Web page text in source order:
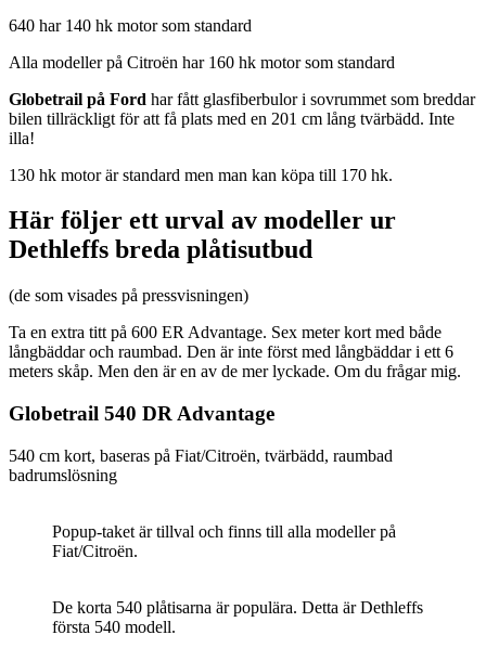
640 har 140 hk motor som standard
Alla modeller på Citroën har 160 hk motor som standard
Globetrail på Ford har fått glasfiberbulor i sovrummet som breddar
bilen tillräckligt för att få plats med en 201 cm lång tvärbädd. Inte
illa!
130 hk motor är standard men man kan köpa till 170 hk.
Här följer ett urval av modeller ur
Dethleffs breda plåtisutbud
(de som visades på pressvisningen)
Ta en extra titt på 600 ER Advantage. Sex meter kort med både
långbäddar och raumbad. Den är inte först med långbäddar i ett 6
meters skåp. Men den är en av de mer lyckade. Om du frågar mig.
Globetrail 540 DR Advantage
540 cm kort, baseras på Fiat/Citroën, tvärbädd, raumbad
badrumslösning
Popup-taket är tillval och finns till alla modeller på
Fiat/Citroën.
De korta 540 plåtisarna är populära. Detta är Dethleffs
första 540 modell.